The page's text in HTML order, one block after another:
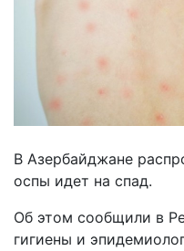
В Азербайджане
оспы идет на спад.
Об этом сообщили в
гигиены и